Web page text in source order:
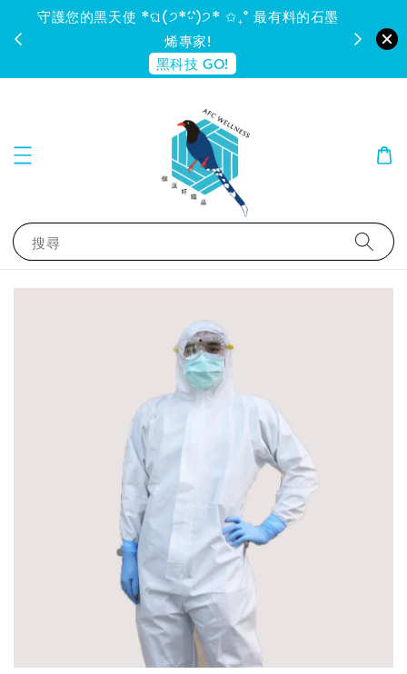
守護您的黑天使 *ଘ(੭*ˊᵕˋ)੭* ✩₊˚ 最有料的石墨
烯專家!
黑科技 GO!
搜尋